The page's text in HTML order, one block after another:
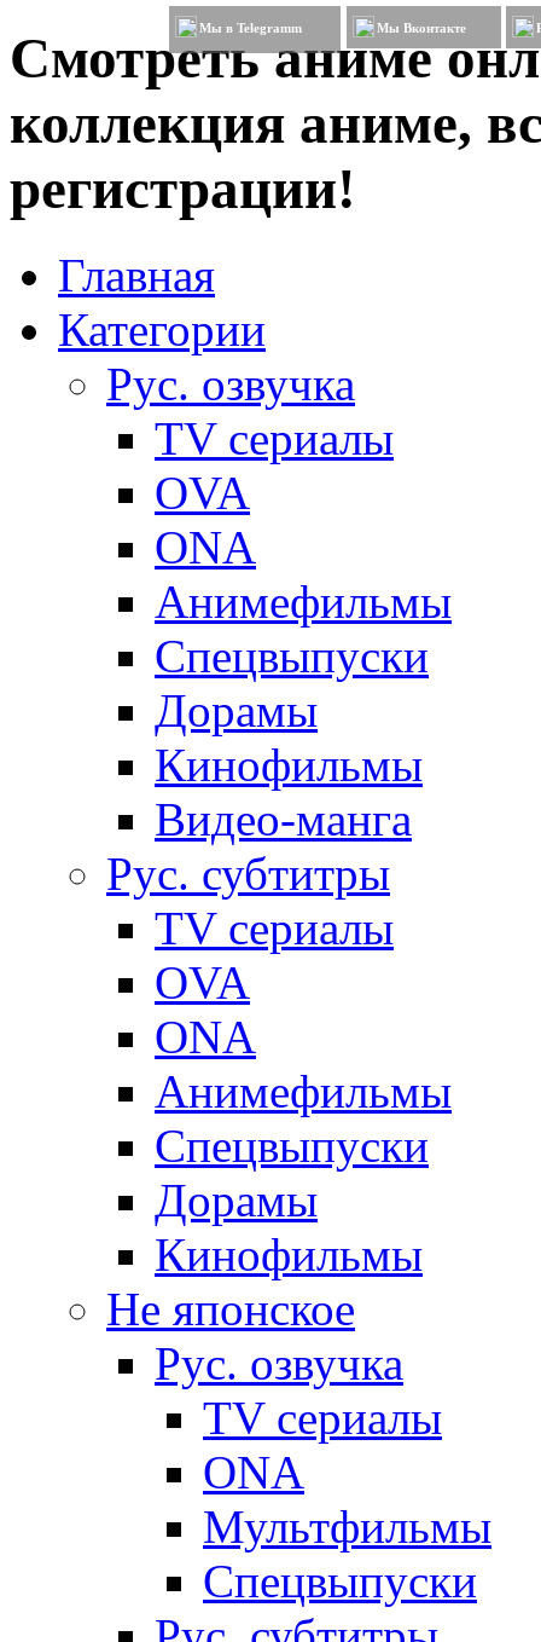
Смотреть аниме
коллекция аниме,
регистрации!
Мы в Telegramm Мы Вконтакте
Главная
Категории
Рус. озвучка
TV сериалы
OVA
ONA
Анимефильмы
Спецвыпуски
Дорамы
Кинофильмы
Видео-манга
Рус. субтитры
TV сериалы
OVA
ONA
Анимефильмы
Спецвыпуски
Дорамы
Кинофильмы
Не японское
Рус. озвучка
TV сериалы
ONA
Мультфильмы
Спецвыпуски